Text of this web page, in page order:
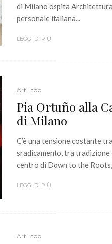
di Milano ospita
personale italiana...
LEGGI DI PIÙ
Art top
Pia Ortuño alla
di Milano
C’è una tensione costante
sradicamento, tra tradizione
centro di Down to the Roots,
LEGGI DI PIÙ
Art top